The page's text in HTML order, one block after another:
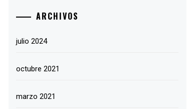
ARCHIVOS
julio 2024
octubre 2021
marzo 2021